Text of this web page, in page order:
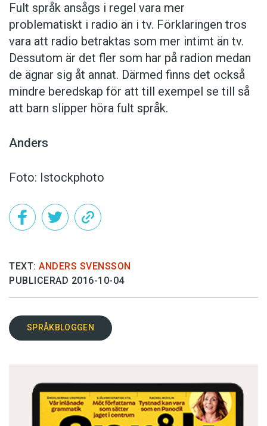
Fult språk ansågs i regel vara mer
problematiskt i radio än i tv. Förklaringen tros
vara att radio betraktas som mer intimt än tv.
Dessutom är det fler som har på radion medan
de ägnar sig åt annat. Därmed finns det också
mindre beredskap för att till exempel se till så
att barn slipper höra fult språk.
Anders
Foto: Istockphoto
TEXT: ANDERS SVENSSON
PUBLICERAD 2016-10-04
SPRÅKBLOGGEN